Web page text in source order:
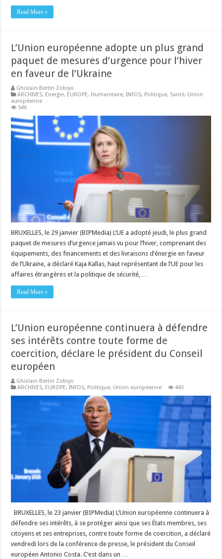
Read More »
L’Union européenne adopte un plus grand
paquet de mesures d’urgence pour l’hiver
en faveur de l’Ukraine
Ghislain Bertin Zobiyo
ARCHIVES, Energie, EUROPE, Humanitaire,INFOS, Politique, Santé, Union
européenne
546
BRUXELLES, le 29 janvier (BIPMedia) L’UE a adopté jeudi, le plus grand
paquet de mesures d’urgence jamais vu pour l’hiver, comprenant des
équipements, des financements et des livraisons d’énergie en faveur
de l’Ukraine, a déclaré Kaja Kallas, haut représentant de l’UE pour les
affaires étrangères et la politique de sécurité, …
Read More »
L’Union européenne continuera à défendre
ses intérêts contre toute forme de
coercition, déclare le président du Conseil
européen
Ghislain Bertin Zobiyo
ARCHIVES, EUROPE,INFOS, Politique, Union européenne 443
BRUXELLES, le 23 janvier (BIPMedia) L’Union européenne continuera à
défendre ses intérêts, à se protéger ainsi que ses États membres, ses
citoyens et ses entreprises, contre toute forme de coercition, a déclaré
vendredi lors de la conférence de presse, le président du Conseil
européen Antonio Costa. C’est dans un …